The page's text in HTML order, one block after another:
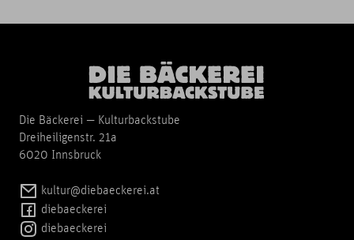
Die Bäckerei — Kulturbackstube
Dreiheiligenstr. 21a
6020 Innsbruck
kultur@diebaeckerei.at
diebaeckerei
diebaeckerei